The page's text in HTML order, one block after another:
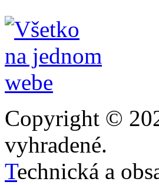
Copyright ©
vyhradené.
Technická a